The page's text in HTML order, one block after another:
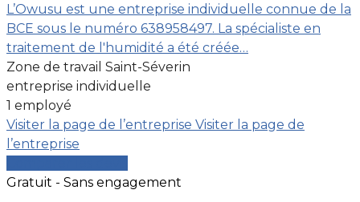
L’Owusu est une entreprise individuelle connue de la
BCE sous le numéro 638958497. La spécialiste en
traitement de l'humidité a été créée…
Zone de travail Saint-Séverin
entreprise individuelle
1 employé
Visiter la page de l’entreprise Visiter la page de
l’entreprise
Gratuit - Sans engagement